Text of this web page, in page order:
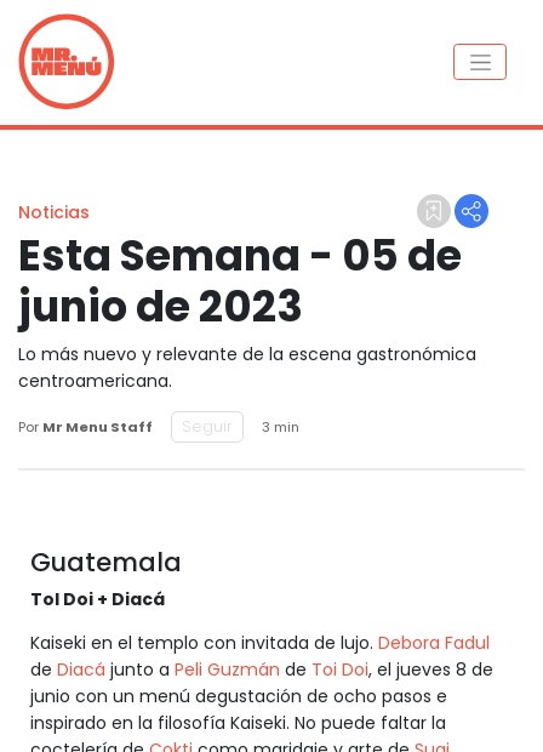
Noticias
Esta Semana - 05 de
junio de 2023
Lo más nuevo y relevante de la escena gastronómica
centroamericana.
Por Mr Menu Staff Seguir 3 min
Guatemala
Tol Doi + Diacá
Kaiseki en el templo con invitada de lujo. Debora Fadul
de Diacá junto a Peli Guzmán de Toi Doi, el jueves 8 de
junio con un menú degustación de ocho pasos e
inspirado en la filosofía Kaiseki. No puede faltar la